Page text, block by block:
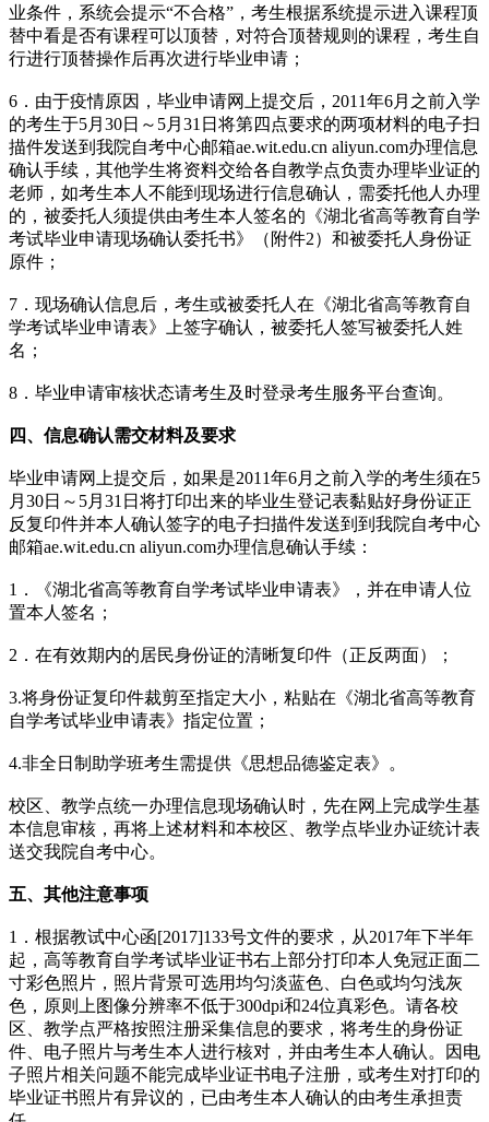
业条件，系统会提示“不合格”，考生根据系统提示进入课程顶
替中看是否有课程可以顶替，对符合顶替规则的课程，考生自
行进行顶替操作后再次进行毕业申请；
6．由于疫情原因，毕业申请网上提交后，2011年6月之前入学
的考生于5月30日～5月31日将第四点要求的两项材料的电子扫
描件发送到我院自考中心邮箱ae.wit.edu.cn aliyun.com办理信息
确认手续，其他学生将资料交给各自教学点负责办理毕业证的
老师，如考生本人不能到现场进行信息确认，需委托他人办理
的，被委托人须提供由考生本人签名的《湖北省高等教育自学
考试毕业申请现场确认委托书》（附件2）和被委托人身份证
原件；
7．现场确认信息后，考生或被委托人在《湖北省高等教育自
学考试毕业申请表》上签字确认，被委托人签写被委托人姓
名；
8．毕业申请审核状态请考生及时登录考生服务平台查询。
四、信息确认需交材料及要求
毕业申请网上提交后，如果是2011年6月之前入学的考生须在5
月30日～5月31日将打印出来的毕业生登记表黏贴好身份证正
反复印件并本人确认签字的电子扫描件发送到到我院自考中心
邮箱ae.wit.edu.cn aliyun.com办理信息确认手续：
1．《湖北省高等教育自学考试毕业申请表》，并在申请人位
置本人签名；
2．在有效期内的居民身份证的清晰复印件（正反两面）；
3.将身份证复印件裁剪至指定大小，粘贴在《湖北省高等教育
自学考试毕业申请表》指定位置；
4.非全日制助学班考生需提供《思想品德鉴定表》。
校区、教学点统一办理信息现场确认时，先在网上完成学生基
本信息审核，再将上述材料和本校区、教学点毕业办证统计表
送交我院自考中心。
五、其他注意事项
1．根据教试中心函[2017]133号文件的要求，从2017年下半年
起，高等教育自学考试毕业证书右上部分打印本人免冠正面二
寸彩色照片，照片背景可选用均匀淡蓝色、白色或均匀浅灰
色，原则上图像分辨率不低于300dpi和24位真彩色。请各校
区、教学点严格按照注册采集信息的要求，将考生的身份证
件、电子照片与考生本人进行核对，并由考生本人确认。因电
子照片相关问题不能完成毕业证书电子注册，或考生对打印的
毕业证书照片有异议的，已由考生本人确认的由考生承担责